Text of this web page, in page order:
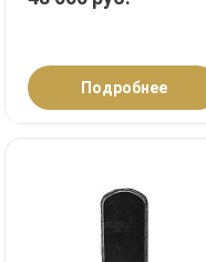
Подробнее